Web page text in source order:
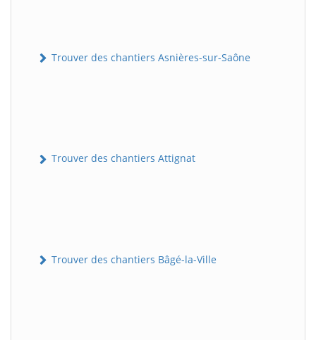
Trouver des chantiers Asnières-sur-Saône
Trouver des chantiers Attignat
Trouver des chantiers Bâgé-la-Ville